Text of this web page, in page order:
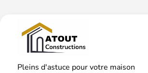
Pleins d'astuce pour votre maison